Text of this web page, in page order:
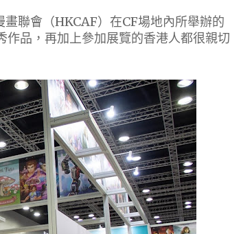
聯會（HKCAF）在CF場地內所舉辦的
品，再加上參加展覽的香港人都很親切